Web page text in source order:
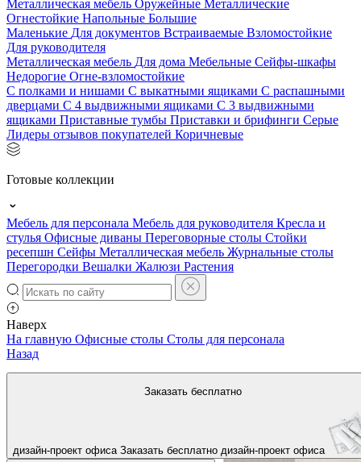
Металлическая мебель Оружейные Металлические
Огнестойкие Напольные Большие
Маленькие Для документов Встраиваемые Взломостойкие
Для руководителя
Металлическая мебель Для дома Мебельные Сейфы-шкафы
Недорогие Огне-взломостойкие
С полками и нишами С выкатными ящиками С распашными
дверцами С 4 выдвижными ящиками С 3 выдвижными
ящиками Приставные тумбы Приставки и брифинги Серые
Лидеры отзывов покупателей Коричневые
Готовые коллекции
Мебель для персонала Мебель для руководителя Кресла и
стулья Офисные диваны Переговорные столы Стойки
ресепшн Сейфы Металлическая мебель Журнальные столы
Перегородки Вешалки Жалюзи Растения
Наверх
Заказать бесплатно
дизайн-проект офиса Заказать бесплатно дизайн-проект офиса
На главную Офисные столы Столы для персонала
Назад